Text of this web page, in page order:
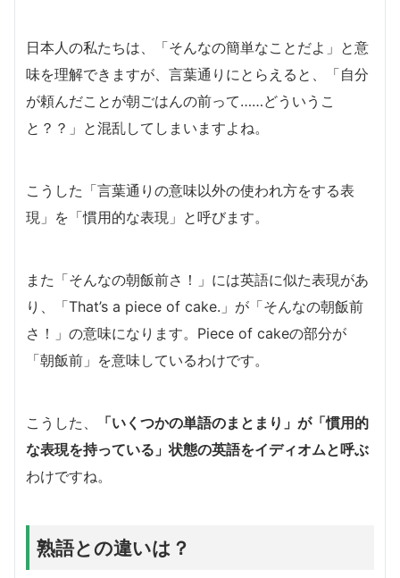
日本人の私たちは、「そんなの簡単なことだよ」と意
味を理解できますが、言葉通りにとらえると、「自分
が頼んだことが朝ごはんの前って……どういうこ
と？？」と混乱してしまいますよね。
こうした「言葉通りの意味以外の使われ方をする表
現」を「慣用的な表現」と呼びます。
また「そんなの朝飯前さ！」には英語に似た表現があ
り、「That’s a piece of cake.」が「そんなの朝飯前
さ！」の意味になります。Piece of cakeの部分が
「朝飯前」を意味しているわけです。
こうした、
「いくつかの単語のまとまり」が「慣用的
な表現を持っている」状態の英語をイディオムと呼ぶ
わけですね。
熟語との違いは？